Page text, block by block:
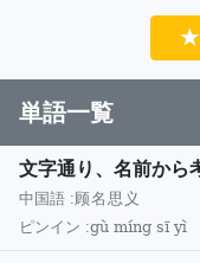
★
単語一覧
文字通り、名前から
中国語 : 顾名思义
ピンイン :gù míng sī yì